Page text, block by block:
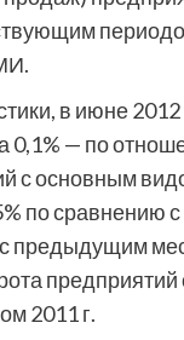
в июне 2012
— по
с основным
по сравнению
предыдущим
2011 г.